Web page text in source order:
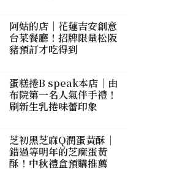
阿姑的店｜花蓮吉安創意
台菜餐廳！招牌限量松阪
豬預訂才吃得到
蛋糕捲B speak本店｜由
布院第一名人氣伴手禮！
刷新生乳捲味蕾印象
芝初黑芝麻Q潤蛋黃酥｜
錯過等明年的芝麻蛋黃
酥！中秋禮盒預購推薦